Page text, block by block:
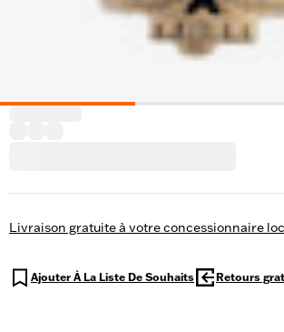
Livraison gratuite à votre concessionnaire
Ajouter À La Liste De Souhaits Retours